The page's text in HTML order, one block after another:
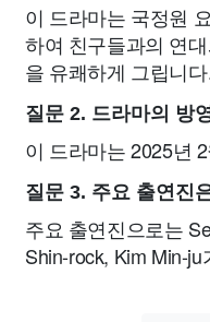
이 드라마는 국정원
하여 친구들과의 연
을 유쾌하게 그립니
질문 2. 드라마의 방
이 드라마는 2025년
질문 3. 주요 출연진
주요 출연진으로는
Shin-rock, Kim Min-